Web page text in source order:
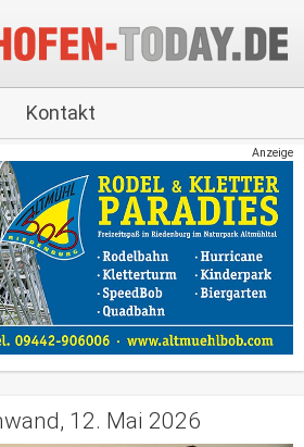
Kontakt
Anzeige
12. Mai 2026